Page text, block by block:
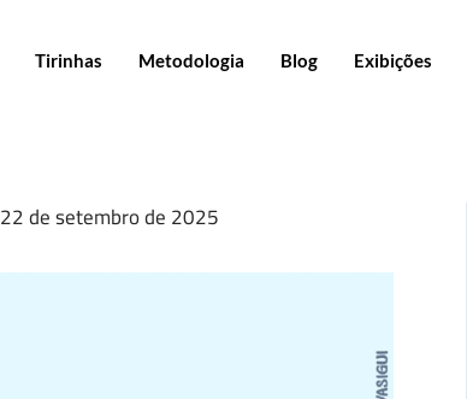
Tirinhas Metodologia Blog Exibições
22 de setembro de 2025